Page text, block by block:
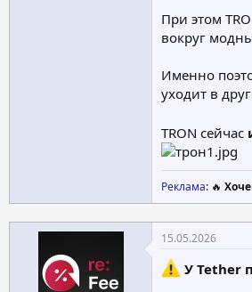
При этом
вокруг
Именно
уходит в
TRON сейчас
Реклама: 🔥
15.05.2026
У Tether